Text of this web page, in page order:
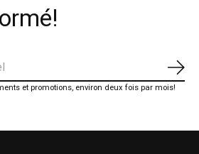
et promotions, environ deux fois par mois!